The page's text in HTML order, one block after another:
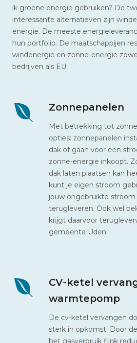
ik groene energie gebruiken? De
interessante alternatieven zijn
energie. De meeste
hun portfolio. De maatschappijen
windenergie en zonne-energie
bedrijven als EU.
Zonnepanelen
Met betrekking tot
opties: zonnepanelen
dak of gaan voor een
zonne-energie inkoopt.
dak laten plaatsen kan
kunt je eigen stroom
jouw ongebruikte stroom
terugleveren. Ook wel
krijgt daarvoor
gemeente Uden.
CV-ketel
warmtepomp
De cv-ketel vervangen
sterk in opkomst. Door
het gasverbruik flink